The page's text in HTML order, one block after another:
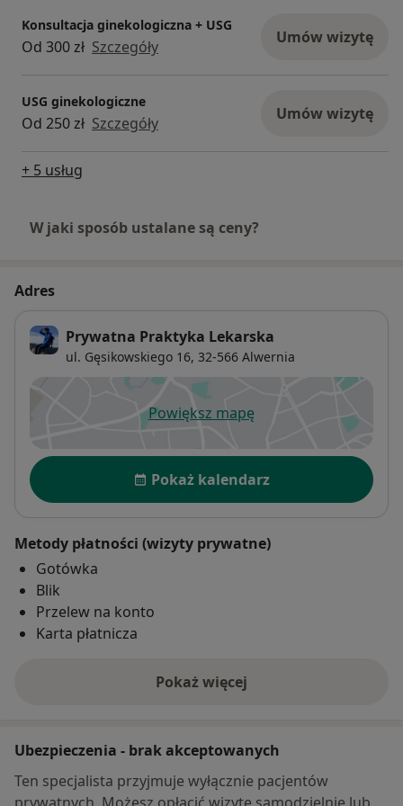
sentencję-" pozwól odejść temu co było, poddaj się
temu co jest i miej wiarę w to co będzie"
Warto spróbować.
Miało być o mnie, no to jest.
Konsultacja ginekologiczna + USG
Od 300 zł Szczegóły Umów wizytę
USG ginekologiczne
Od 250 zł Szczegóły Umów wizytę
+ 5 usług
W jaki sposób ustalane są ceny?
Adres
Prywatna Praktyka Lekarska
ul. Gęsikowskiego 16, 32-566 Alwernia
Powiększ mapęotwiera się w nowej karcie
Dostępność
Pokaż kalendarz
Metody płatności (wizyty prywatne)
Gotówka
Blik
Przelew na konto
Karta płatnicza
Pokaż więcej
o adresie
Ubezpieczenia - brak akceptowanych
Ten specjalista przyjmuje wyłącznie pacjentów